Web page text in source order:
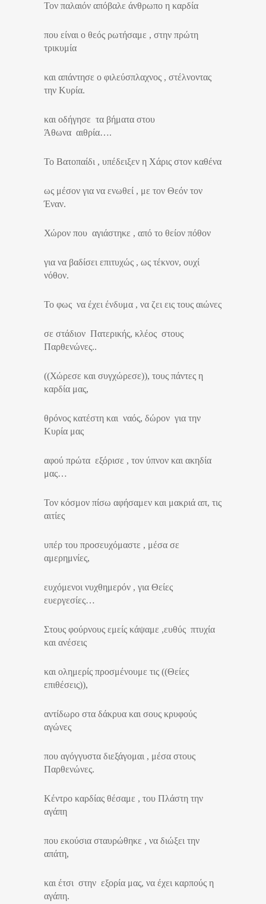
Τον παλαιόν απόβαλε άνθρωπο η καρδία
που είναι ο θεός ρωτήσαμε , στην πρώτη
τρικυμία
και απάντησε ο φιλεύσπλαχνος , στέλνοντας
την Κυρία.
και οδήγησε τα βήματα στου
Άθωνα αιθρία….
Το Βατοπαίδι , υπέδειξεν η Χάρις στον καθένα
ως μέσον για να ενωθεί , με τον Θεόν τον
Έναν.
Χώρον που αγιάστηκε , από το θείον πόθον
για να βαδίσει επιτυχώς , ως τέκνον, ουχί
νόθον.
Το φως να έχει ένδυμα , να ζει εις τους αιώνες
σε στάδιον Πατερικής, κλέος στους
Παρθενώνες..
((Χώρεσε και συγχώρεσε)), τους πάντες η
καρδία μας,
θρόνος κατέστη και ναός, δώρον για την
Κυρία μας
αφού πρώτα εξόρισε , τον ύπνον και ακηδία
μας…
Τον κόσμον πίσω αφήσαμεν και μακριά απ, τις
αιτίες
υπέρ του προσευχόμαστε , μέσα σε
αμερημνίες,
ευχόμενοι νυχθημερόν , για Θείες
ευεργεσίες…
Στους φούρνους εμείς κάψαμε ,ευθύς πτυχία
και ανέσεις
και ολημερίς προσμένουμε τις ((Θείες
επιθέσεις)),
αντίδωρο στα δάκρυα και σους κρυφούς
αγώνες
που αγόγγυστα διεξάγομαι , μέσα στους
Παρθενώνες.
Κέντρο καρδίας θέσαμε , του Πλάστη την
αγάπη
που εκούσια σταυρώθηκε , να διώξει την
απάτη,
και έτσι στην εξορία μας, να έχει καρπούς η
αγάπη.